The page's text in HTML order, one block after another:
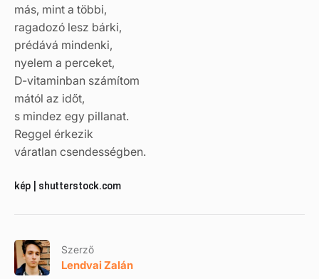
más, mint a többi,
ragadozó lesz bárki,
prédává mindenki,
nyelem a perceket,
D-vitaminban számítom
mától az időt,
s mindez egy pillanat.
Reggel érkezik
váratlan csendességben.
kép | shutterstock.com
Szerző
Lendvai Zalán